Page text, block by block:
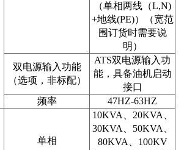
（单相两线（L,N)
+地线(PE)）（宽范
围订货时需要说
明）
双电源输入功能
（选项，非标配）
ATS双电源输入功
能，具备油机启动
接口
频率
47HZ-63HZ
单相
10KVA、20KVA、
30KVA、50KVA、
80KVA、100KV